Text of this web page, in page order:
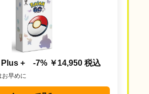
Plus + -7% ￥14,950 税込
お早めに